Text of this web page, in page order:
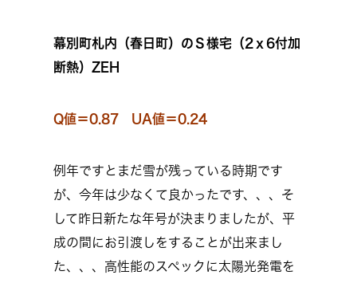
幕別町札内（春日町）のＳ様宅（2ｘ6付加
断熱）ZEH
Q値＝0.87 UA値＝0.24
例年ですとまだ雪が残っている時期です
が、今年は少なくて良かったです、、、そ
して昨日新たな年号が決まりましたが、平
成の間にお引渡しをすることが出来まし
た、、、高性能のスペックに太陽光発電を